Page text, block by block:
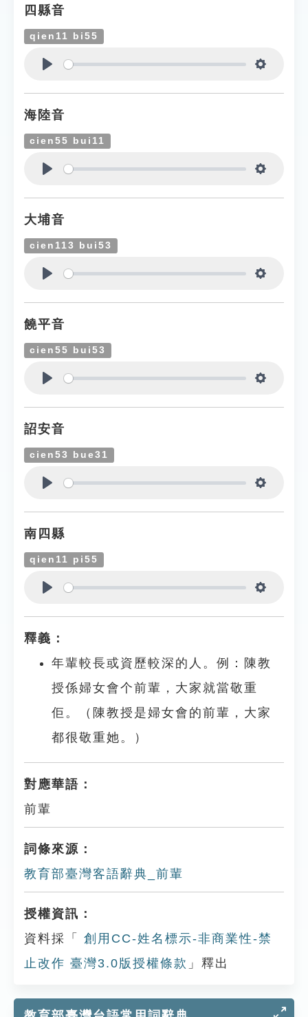
四縣音
qien11 bi55
海陸音
cien55 bui11
大埔音
cien113 bui53
饒平音
cien55 bui53
詔安音
cien53 bue31
南四縣
qien11 pi55
釋義：
年輩較長或資歷較深的人。例：陳教
授係婦女會个前輩，大家就當敬重
佢。（陳教授是婦女會的前輩，大家
都很敬重她。）
對應華語：
前輩
詞條來源：
教育部臺灣客語辭典_前輩
授權資訊：
資料採「
創用CC-姓名標示-非商業性-禁
止改作 臺灣3.0版授權條款 」釋出